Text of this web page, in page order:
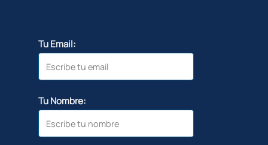
Tu Email:
Tu Nombre: